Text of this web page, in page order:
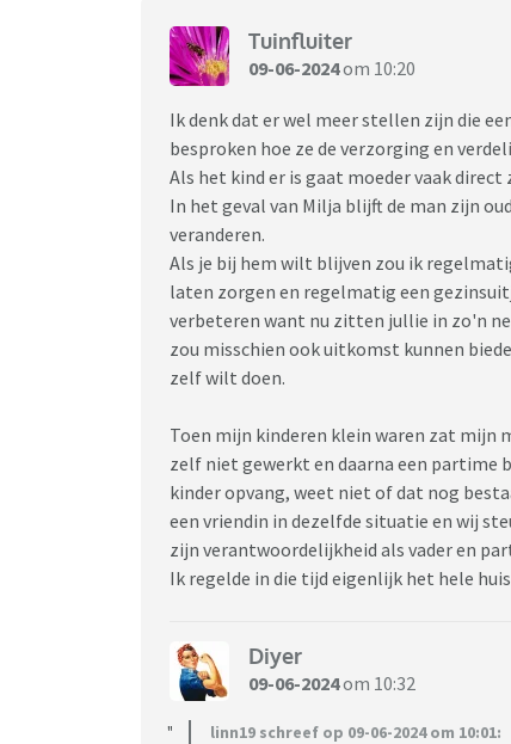
Tuinfluiter
09-06-2024om 10:20
Ik denk dat er wel meer stellen zijn die
besproken hoe ze de verzorging en
Als het kind er is gaat moeder vaak
In het geval van Milja blijft de man zijn
veranderen.
Als je bij hem wilt blijven zou ik
laten zorgen en regelmatig een
verbeteren want nu zitten jullie in zo'n
zou misschien ook uitkomst kunnen
zelf wilt doen.
Toen mijn kinderen klein waren zat mijn
zelf niet gewerkt en daarna een partime
kinder opvang, weet niet of dat nog
een vriendin in dezelfde situatie en wij
zijn verantwoordelijkheid als vader en
Ik regelde in die tijd eigenlijk het hele
Diyer
09-06-2024om 10:32
linn19 schreef op 09-06-2024 om 10:01: